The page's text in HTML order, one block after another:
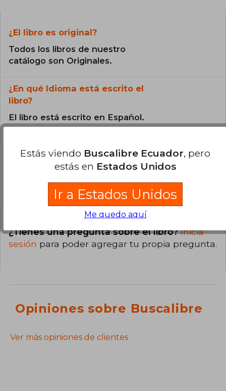
¿El libro es original?
Todos los libros de nuestro
catálogo son Originales.
¿En qué Idioma está escrito el
libro?
El libro está escrito en Español.
Preguntas y respuestas sobre el libro
¿Tienes una pregunta sobre el libro?Inicia
sesión para poder agregar tu propia pregunta.
Opiniones sobre Buscalibre
Ver más opiniones de clientes
Estás viendo Buscalibre Ecuador, pero
estás en Estados Unidos
Ir a Estados Unidos
Me quedo aquí